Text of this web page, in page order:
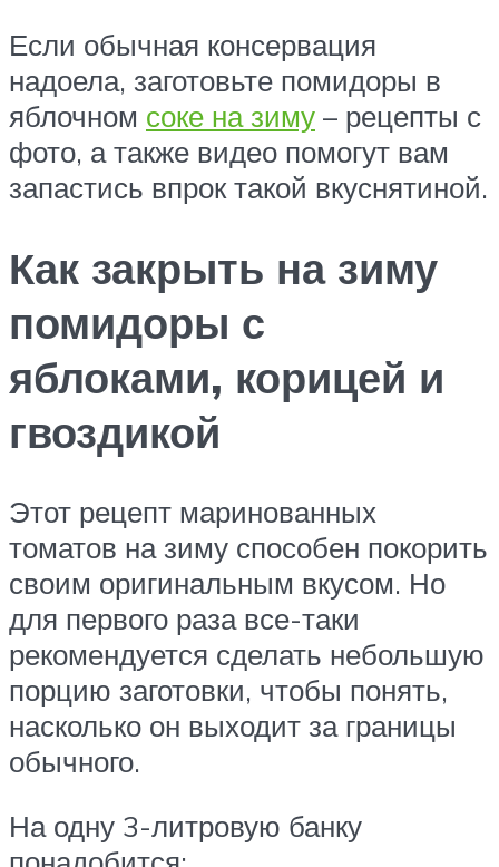
Если обычная консервация
надоела, заготовьте помидоры в
яблочном соке на зиму – рецепты с
фото, а также видео помогут вам
запастись впрок такой вкуснятиной.
Как закрыть на зиму
помидоры с
яблоками, корицей и
гвоздикой
Этот рецепт маринованных
томатов на зиму способен покорить
своим оригинальным вкусом. Но
для первого раза все-таки
рекомендуется сделать небольшую
порцию заготовки, чтобы понять,
насколько он выходит за границы
обычного.
На одну 3-литровую банку